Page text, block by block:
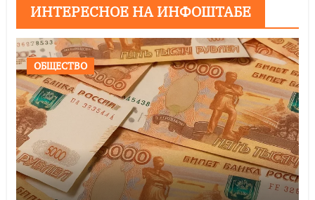
ИНТЕРЕСНОЕ НА ИНФОШТАБЕ
ОБЩЕСТВО